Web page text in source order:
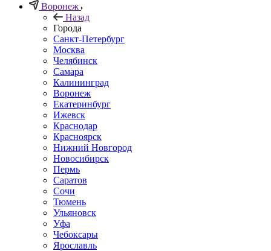
Воронеж
Назад
Города
Санкт-Петербург
Москва
Челябинск
Самара
Калининград
Воронеж
Екатеринбург
Ижевск
Краснодар
Красноярск
Нижний Новгород
Новосибирск
Пермь
Саратов
Сочи
Тюмень
Ульяновск
Уфа
Чебоксары
Ярославль